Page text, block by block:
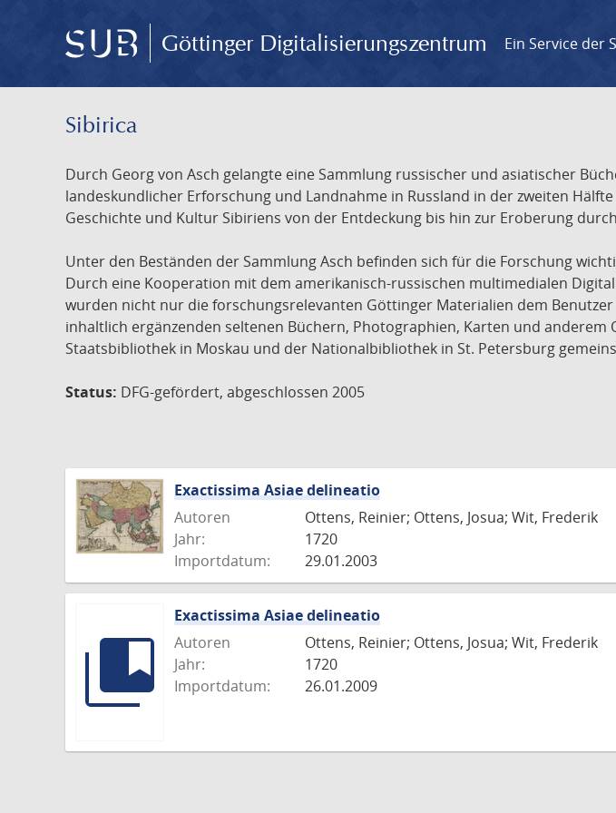
Göttinger Digitalisierungszentrum Ein Service der
Sibirica
Durch Georg von Asch gelangte eine Sammlung russischer und asiatischer
landeskundlicher Erforschung und Landnahme in Russland in der zweiten
Geschichte und Kultur Sibiriens von der Entdeckung bis hin zur Eroberung
Unter den Beständen der Sammlung Asch befinden sich für die Forschung
Durch eine Kooperation mit dem amerikanisch-russischen multimedialen
wurden nicht nur die forschungsrelevanten Göttinger Materialien dem
inhaltlich ergänzenden seltenen Büchern, Photographien, Karten und
Staatsbibliothek in Moskau und der Nationalbibliothek in St. Petersburg
Status: DFG-gefördert, abgeschlossen 2005
Exactissima Asiae delineatio
Autoren
Ottens, Reinier; Ottens, Josua; Wit, Frederik
Jahr:
1720
Importdatum:
29.01.2003
Exactissima Asiae delineatio
Autoren
Ottens, Reinier; Ottens, Josua; Wit, Frederik
Jahr:
1720
Importdatum:
26.01.2009